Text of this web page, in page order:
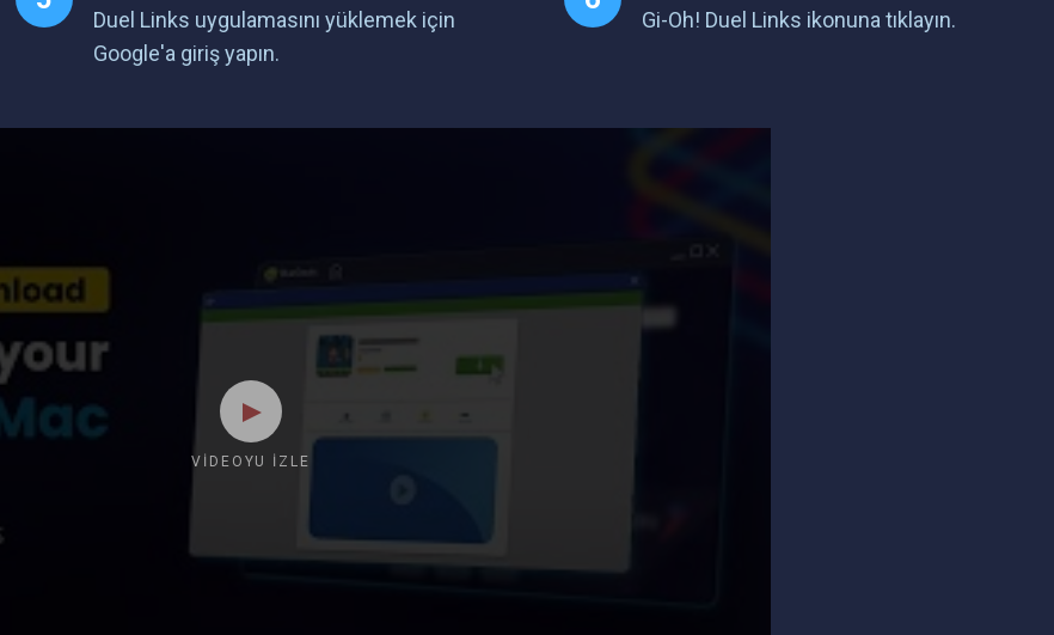
Duel Links uygulamasını yüklemek için
Google'a giriş yapın.
Gi-Oh! Duel Links ikonuna tıklayın.
VIDEOYU İZLE